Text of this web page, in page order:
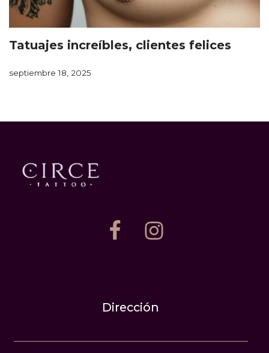
Tatuajes increíbles, clientes felices
septiembre 18, 2025
Dirección